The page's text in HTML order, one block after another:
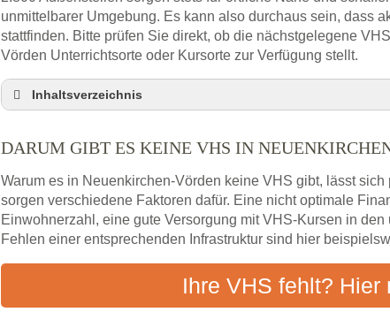
unmittelbarer Umgebung. Es kann also durchaus sein, dass
stattfinden. Bitte prüfen Sie direkt, ob die nächstgelegene
Vörden Unterrichtsorte oder Kursorte zur Verfügung stellt.
Inhaltsverzeichnis
3 schnelle Tipps
Abendschule in der Region rund um Neuenkirchen-
VHS steht für Erwachsenenbildung
Online-Kurse: Alternative Angebote zum VHS-Kurs
Checkliste: Darauf kommt es bei Bildungsangeboten
DARUM GIBT ES KEINE VHS IN
Warum es in Neuenkirchen-Vörden keine VHS gibt, lässt
sorgen verschiedene Faktoren dafür. Eine nicht optimale
Einwohnerzahl, eine gute Versorgung mit VHS-Kursen in
Fehlen einer entsprechenden Infrastruktur sind hier
Ihre VHS fehlt? Hier